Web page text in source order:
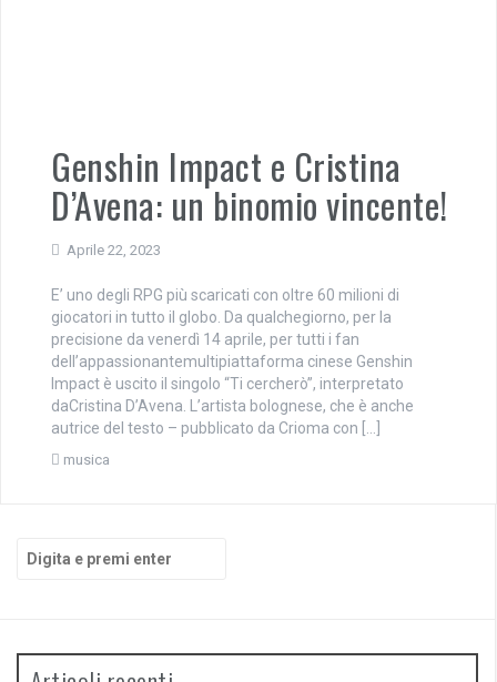
Genshin Impact e Cristina
D’Avena: un binomio vincente!
Aprile 22, 2023
E’ uno degli RPG più scaricati con oltre 60 milioni di
giocatori in tutto il globo. Da qualchegiorno, per la
precisione da venerdì 14 aprile, per tutti i fan
dell’appassionantemultipiattaforma cinese Genshin
Impact è uscito il singolo “Ti cercherò”, interpretato
daCristina D’Avena. L’artista bolognese, che è anche
autrice del testo – pubblicato da Crioma con […]
musica